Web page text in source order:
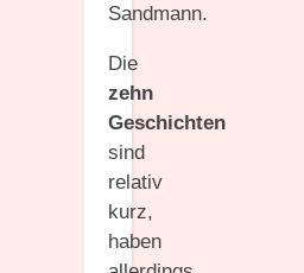
Sandmann.
Die
zehn
Geschichten
sind
relativ
kurz,
haben